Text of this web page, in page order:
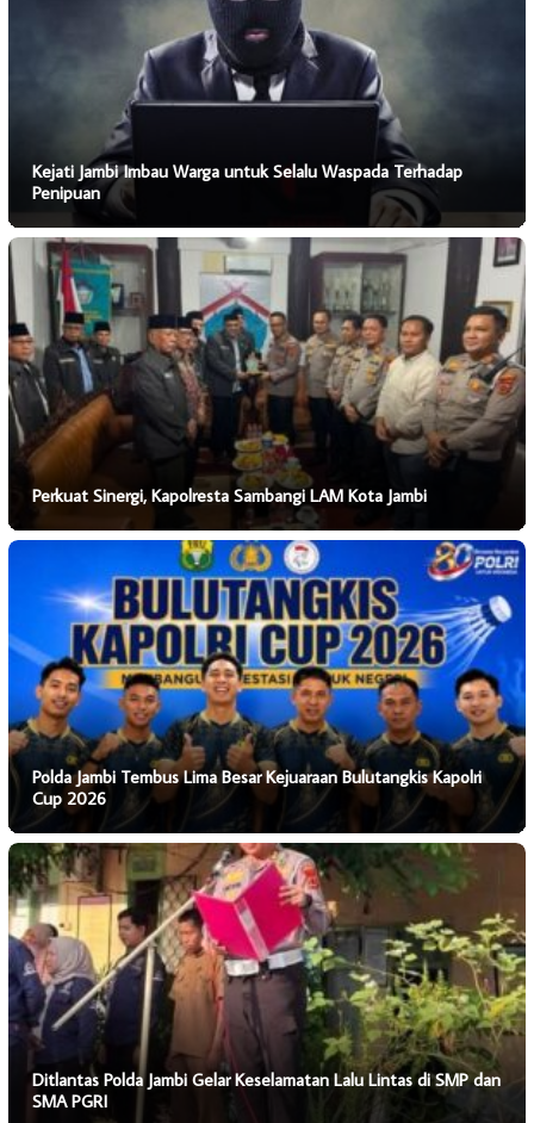
Kejati Jambi Imbau Warga untuk Selalu Waspada Terhadap
Penipuan
Perkuat Sinergi, Kapolresta Sambangi LAM Kota Jambi
Polda Jambi Tembus Lima Besar Kejuaraan Bulutangkis Kapolri
Cup 2026
Ditlantas Polda Jambi Gelar Keselamatan Lalu Lintas di SMP dan
SMA PGRI